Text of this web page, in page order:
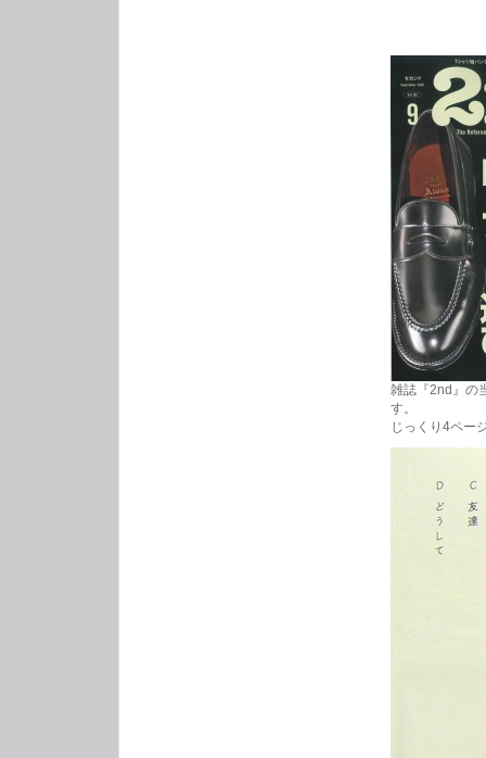
雑誌『2nd』の
す。
じっくり4ペー